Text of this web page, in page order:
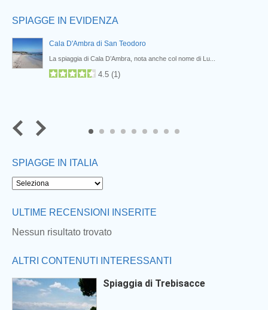
SPIAGGE IN EVIDENZA
Cala D'Ambra di San Teodoro
La spiaggia di Cala D’Ambra, nota anche col nome di Lu...
4.5 (1)
8
SPIAGGE IN ITALIA
ULTIME RECENSIONI INSERITE
Nessun risultato trovato
ALTRI CONTENUTI INTERESSANTI
Spiaggia di Trebisacce